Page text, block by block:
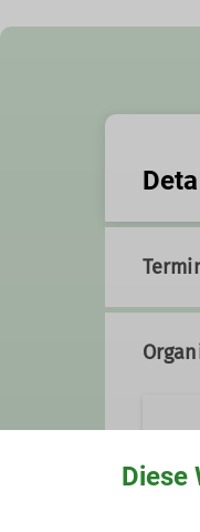
Diese